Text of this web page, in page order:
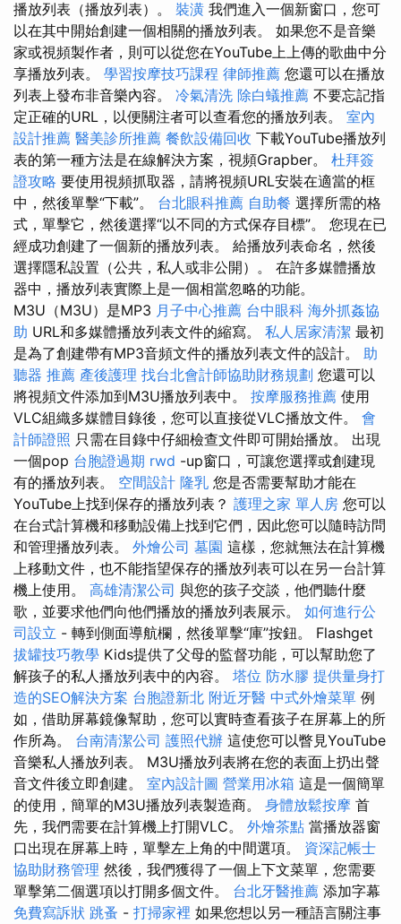
播放列表（播放列表）。 裝潢 我們進入一個新窗口，您可
以在其中開始創建一個相關的播放列表。 如果您不是音樂
家或視頻製作者，則可以從您在YouTube上上傳的歌曲中分
享播放列表。 學習按摩技巧課程 律師推薦 您還可以在播放
列表上發布非音樂內容。 冷氣清洗 除白蟻推薦 不要忘記指
定正確的URL，以便關注者可以查看您的播放列表。 室內
設計推薦 醫美診所推薦 餐飲設備回收 下載YouTube播放列
表的第一種方法是在線解決方案，視頻Grapber。 杜拜簽
證攻略 要使用視頻抓取器，請將視頻URL安裝在適當的框
中，然後單擊“下載”。 台北眼科推薦 自助餐 選擇所需的格
式，單擊它，然後選擇“以不同的方式保存目標”。 您現在已
經成功創建了一個新的播放列表。 給播放列表命名，然後
選擇隱私設置（公共，私人或非公開）。 在許多媒體播放
器中，播放列表實際上是一個相當忽略的功能。
M3U（M3U）是MP3 月子中心推薦 台中眼科 海外抓姦協
助 URL和多媒體播放列表文件的縮寫。 私人居家清潔 最初
是為了創建帶有MP3音頻文件的播放列表文件的設計。 助
聽器 推薦 產後護理 找台北會計師協助財務規劃 您還可以
將視頻文件添加到M3U播放列表中。 按摩服務推薦 使用
VLC組織多媒體目錄後，您可以直接從VLC播放文件。 會
計師證照 只需在目錄中仔細檢查文件即可開始播放。 出現
一個pop 台胞證過期 rwd -up窗口，可讓您選擇或創建現
有的播放列表。 空間設計 隆乳 您是否需要幫助才能在
YouTube上找到保存的播放列表？ 護理之家 單人房 您可以
在台式計算機和移動設備上找到它們，因此您可以隨時訪問
和管理播放列表。 外燴公司 墓園 這樣，您就無法在計算機
上移動文件，也不能指望保存的播放列表可以在另一台計算
機上使用。 高雄清潔公司 與您的孩子交談，他們聽什麼
歌，並要求他們向他們播放的播放列表展示。 如何進行公
司設立 - 轉到側面導航欄，然後單擊“庫”按鈕。 Flashget
拔罐技巧教學 Kids提供了父母的監督功能，可以幫助您了
解孩子的私人播放列表中的內容。 塔位 防水膠 提供量身打
造的SEO解決方案 台胞證新北 附近牙醫 中式外燴菜單 例
如，借助屏幕鏡像幫助，您可以實時查看孩子在屏幕上的所
作所為。 台南清潔公司 護照代辦 這使您可以瞥見YouTube
音樂私人播放列表。 M3U播放列表將在您的表面上扔出聲
音文件後立即創建。 室內設計圖 營業用冰箱 這是一個簡單
的使用，簡單的M3U播放列表製造商。 身體放鬆按摩 首
先，我們需要在計算機上打開VLC。 外燴茶點 當播放器窗
口出現在屏幕上時，單擊左上角的中間選項。 資深記帳士
協助財務管理 然後，我們獲得了一個上下文菜單，您需要
單擊第二個選項以打開多個文件。 台北牙醫推薦 添加字幕
免費寫訴狀 跳蚤 - 打掃家裡 如果您想以另一種語言關注事